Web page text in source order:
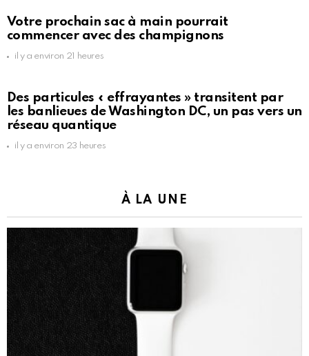
Votre prochain sac à main pourrait
commencer avec des champignons
il y a environ 21 heures
Des particules « effrayantes » transitent par
les banlieues de Washington DC, un pas vers un
réseau quantique
il y a environ 23 heures
À LA UNE